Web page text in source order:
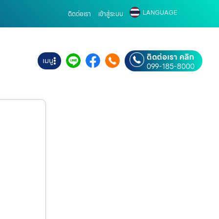
ติดต่อเรา เข้าสู่ระบบ LANGUAGE
เมนู ติดต่อเรา คลิก
099-185-8000